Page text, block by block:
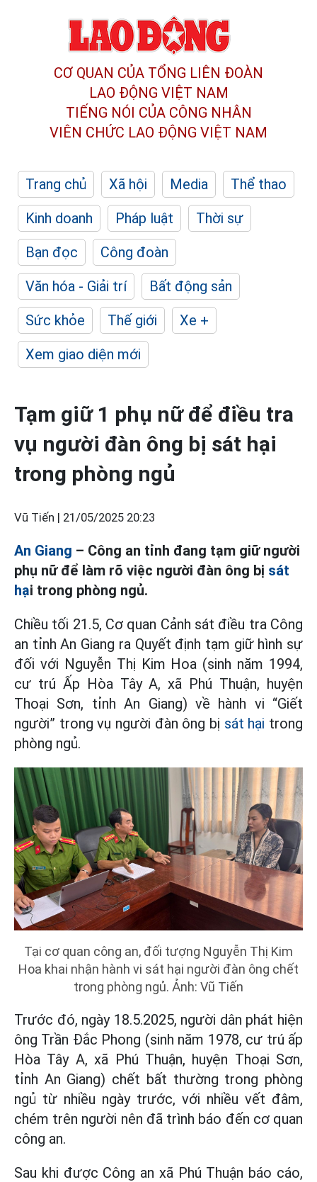
CƠ QUAN CỦA TỔNG LIÊN ĐOÀN
LAO ĐỘNG VIỆT NAM
TIẾNG NÓI CỦA CÔNG NHÂN
VIÊN CHỨC LAO ĐỘNG VIỆT NAM
Trang chủ Xã hội Media
Thể thao
Kinh doanh
Pháp luật
Thời sự
Bạn đọc
Công đoàn
Văn hóa - Giải trí
Bất động sản
Sức khỏe
Thế giới
Xe +
Xem giao diện mới
Tạm giữ 1 phụ nữ để điều tra
vụ người đàn ông bị sát hại
trong phòng ngủ
Vũ Tiến | 21/05/2025 20:23
An Giang – Công an tỉnh đang tạm giữ người
phụ nữ để làm rõ việc người đàn ông bị sát
hại trong phòng ngủ.
Chiều tối 21.5, Cơ quan Cảnh sát điều tra Công
an tỉnh An Giang ra Quyết định tạm giữ hình sự
đối với Nguyễn Thị Kim Hoa (sinh năm 1994,
cư trú Ấp Hòa Tây A, xã Phú Thuận, huyện
Thoại Sơn, tỉnh An Giang) về hành vi “Giết
người” trong vụ người đàn ông bị sát hại trong
phòng ngủ.
Tại cơ quan công an, đối tượng Nguyễn Thị Kim
Hoa khai nhận hành vi sát hại người đàn ông chết
trong phòng ngủ. Ảnh: Vũ Tiến
Trước đó, ngày 18.5.2025, người dân phát hiện
ông Trần Đắc Phong (sinh năm 1978, cư trú ấp
Hòa Tây A, xã Phú Thuận, huyện Thoại Sơn,
tỉnh An Giang) chết bất thường trong phòng
ngủ từ nhiều ngày trước, với nhiều vết đâm,
chém trên người nên đã trình báo đến cơ quan
công an.
Sau khi được Công an xã Phú Thuận báo cáo,